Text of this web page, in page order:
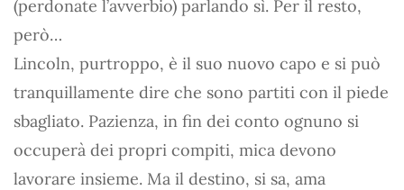
(perdonate l’avverbio) parlando sì. Per il resto,
però…
Lincoln, purtroppo, è il suo nuovo capo e si può
tranquillamente dire che sono partiti con il piede
sbagliato. Pazienza, in fin dei conto ognuno si
occuperà dei propri compiti, mica devono
lavorare insieme. Ma il destino, si sa, ama